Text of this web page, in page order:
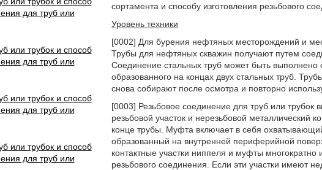
сортамента и способу изготовления резьбового
Уровень техники
[0002] Для бурения нефтяных месторождений и
Трубы для нефтяных скважин получают путем
Соединение стальных труб может быть выполнено
образованного на концах двух стальных труб.
снова собирают после осмотра и повторно
[0003] Резьбовое соединение для труб или
резьбовой участок и нерезьбовой металлический
конце трубы. Муфта включает в себя
образованный на внутренней периферийной
контактные участки ниппеля и муфты
резьбового соединения. Если эти участки имеют